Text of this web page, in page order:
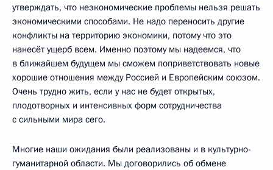
утверждать, что неэкономические проблемы нельзя решать
экономическими способами. Не надо переносить другие
конфликты на территорию экономики, потому что это
нанесёт ущерб всем. Именно поэтому мы надеемся, что
в ближайшем будущем мы сможем поприветствовать новые
хорошие отношения между Россией и Европейским союзом.
Очень трудно жить, если у нас не будет открытых,
плодотворных и интенсивных форм сотрудничества
с сильными мира сего.
Многие наши ожидания были реализованы и в культурно-
гуманитарной области. Мы договорились об обмене